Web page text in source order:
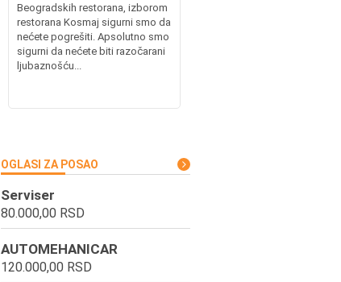
Beogradskih restorana, izborom
restorana Kosmaj sigurni smo da
nećete pogrešiti. Apsolutno smo
sigurni da nećete biti razočarani
ljubaznošću...
OGLASI ZA POSAO
Serviser
80.000,00 RSD
AUTOMEHANICAR
120.000,00 RSD